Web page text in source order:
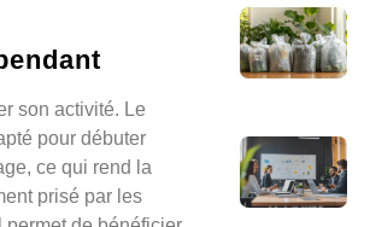
son activité. Le
pour débuter
ce qui rend la
prisé par les